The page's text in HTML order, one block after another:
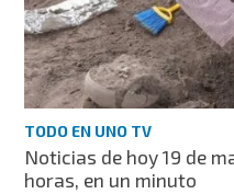
TODO EN UNO TV
Noticias de hoy 19 de
horas, en un minuto